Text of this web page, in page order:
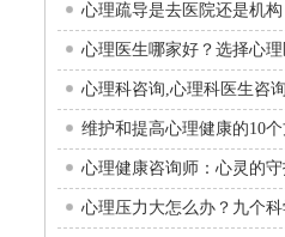
心理疏导是去医院还是机构
心理医生哪家好？选择心
心理科咨询,心理科医生咨
维护和提高心理健康的10
心理健康咨询师：心灵的
心理压力大怎么办？九个